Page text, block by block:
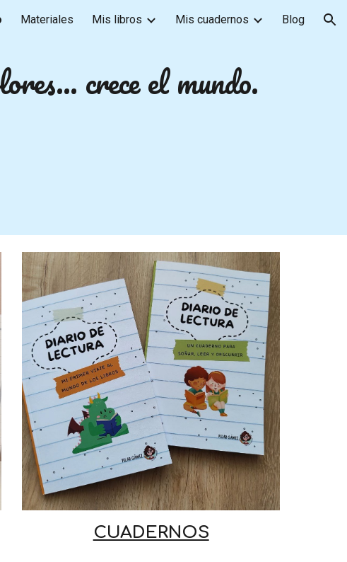
Materiales Mis libros Mis cuadernos Blog
crece el mundo.
CUADERNOS